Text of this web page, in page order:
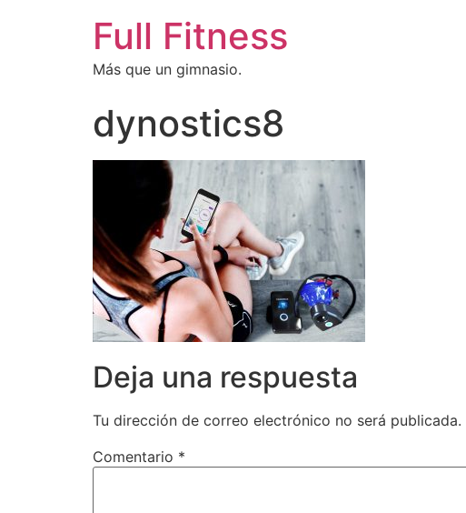
Full Fitness
Más que un gimnasio.
dynostics8
Deja una respuesta
Tu dirección de correo electrónico no será publicada.
Comentario *